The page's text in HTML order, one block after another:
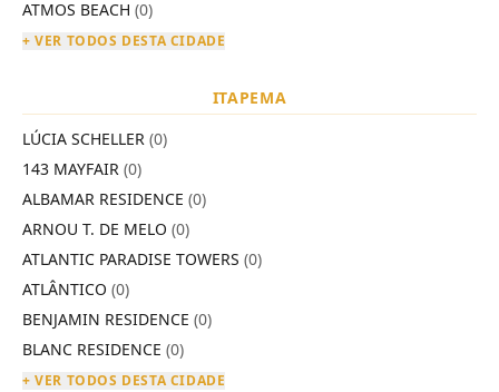
ATMOS BEACH (0)
+ VER TODOS DESTA CIDADE
ITAPEMA
LÚCIA SCHELLER (0)
143 MAYFAIR (0)
ALBAMAR RESIDENCE (0)
ARNOU T. DE MELO (0)
ATLANTIC PARADISE TOWERS (0)
ATLÂNTICO (0)
BENJAMIN RESIDENCE (0)
BLANC RESIDENCE (0)
+ VER TODOS DESTA CIDADE